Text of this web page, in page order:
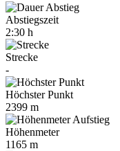
Abstiegszeit
2:30 h
Strecke
-
Höchster Punkt
2399 m
Höhenmeter
1165 m